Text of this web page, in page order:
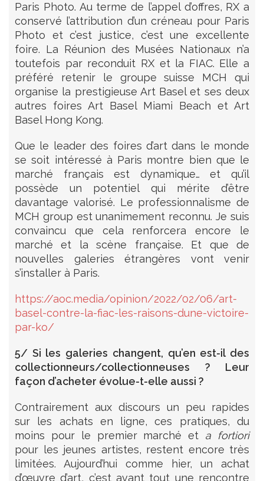
Paris Photo. Au terme de l’appel d’offres, RX a
conservé l’attribution d’un créneau pour Paris
Photo et c’est justice, c’est une excellente
foire. La Réunion des Musées Nationaux n’a
toutefois par reconduit RX et la FIAC. Elle a
préféré retenir le groupe suisse MCH qui
organise la prestigieuse Art Basel et ses deux
autres foires Art Basel Miami Beach et Art
Basel Hong Kong.
Que le leader des foires d’art dans le monde
se soit intéressé à Paris montre bien que le
marché français est dynamique… et qu’il
possède un potentiel qui mérite d’être
davantage valorisé. Le professionnalisme de
MCH group est unanimement reconnu. Je suis
convaincu que cela renforcera encore le
marché et la scène française. Et que de
nouvelles galeries étrangères vont venir
s’installer à Paris.
https://aoc.media/opinion/2022/02/06/art-
basel-contre-la-fiac-les-raisons-dune-victoire-
par-ko/
5/ Si les galeries changent, qu’en est-il des
collectionneurs/collectionneuses ? Leur
façon d’acheter évolue-t-elle aussi ?
Contrairement aux discours un peu rapides
sur les achats en ligne, ces pratiques, du
moins pour le premier marché et a fortiori
pour les jeunes artistes, restent encore très
limitées. Aujourd’hui comme hier, un achat
d’œuvre d’art, c’est avant tout une rencontre